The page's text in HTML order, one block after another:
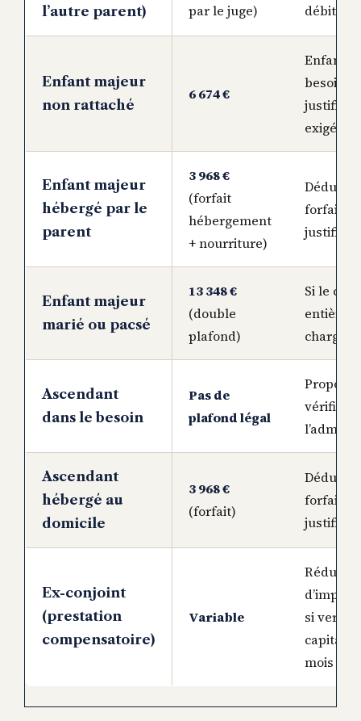
l’autre parent)
par le juge)
débiteur
Enfant majeur
non rattaché
6 674 €
Enfant
besoin,
exigés
Enfant majeur
hébergé par le
parent
3 968 €
(forfait
hébergement
+ nourriture)
Enfant majeur
marié ou pacsé
13 348 €
(double
plafond)
Si le
charge
Ascendant
dans le besoin
Pas de
plafond légal
vérifiée
Ascendant
hébergé au
domicile
3 968 €
(forfait)
Ex-conjoint
(prestation
compensatoire)
Variable
d’impôt
si
capital
mois